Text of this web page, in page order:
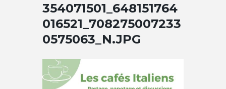
354071501_648151764
016521_708275007233
0575063_N.JPG